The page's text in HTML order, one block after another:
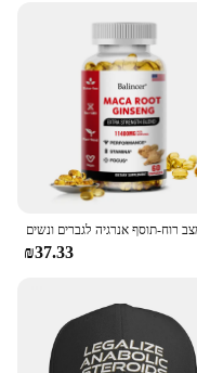
mind. The high-
construction
both medical
easy to clean and
hygienic and
wholesale
reliability of this
your clients and
₪37.33